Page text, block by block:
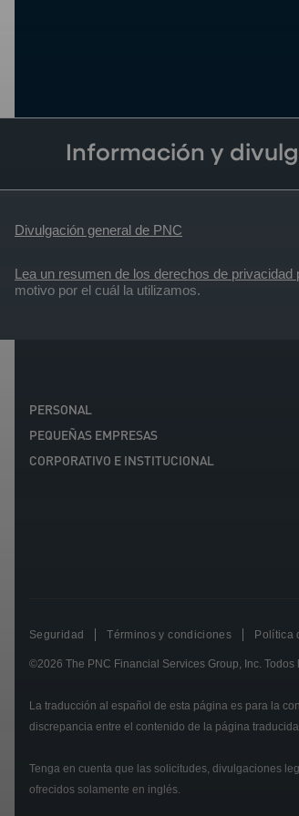
Información y
Divulgación general de PNC
Lea un resumen de los derechos de privacidad
motivo por el cuál la utilizamos.
PERSONAL
PEQUEÑAS EMPRESAS
CORPORATIVO E INSTITUCIONAL
Seguridad Términos y condiciones Política
©2026 The PNC Financial Services Group, Inc. Todos
La traducción al español de esta página es para la
discrepancia entre el contenido de la página
Tenga en cuenta que las solicitudes, divulgaciones
ofrecidos solamente en inglés.